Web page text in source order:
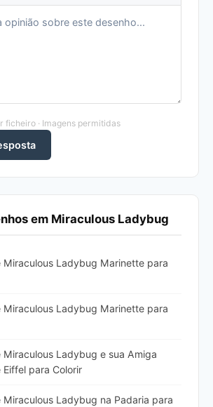
ficheiro · Imagens permitidas
em Miraculous Ladybug
Miraculous Ladybug Marinette para
Miraculous Ladybug Marinette para
Miraculous Ladybug e sua Amiga
Eiffel para Colorir
Miraculous Ladybug na Padaria para